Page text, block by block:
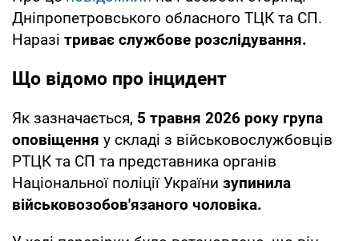
Дніпропетровського обласного ТЦК та СП.
Наразі триває службове розслідування.
Що відомо про інцидент
Як зазначається, 5 травня 2026 року група
оповіщення у складі з військовослужбовців
РТЦК та СП та представника органів
Національної поліції України зупинила
військовозобов'язаного чоловіка.